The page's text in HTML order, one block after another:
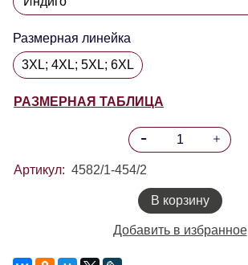
Размерная линейка
3XL; 4XL; 5XL; 6XL
РАЗМЕРНАЯ ТАБЛИЦА
Артикул: 4582/1-454/2
В корзину
Добавить в избранное